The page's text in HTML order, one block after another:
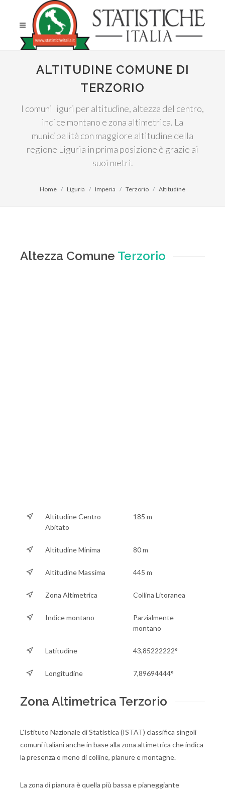
ALTITUDINE COMUNE DI
TERZORIO
I comuni liguri per altitudine, altezza del centro,
indice montano e zona altimetrica. La
municipalità con maggiore altitudine della
regione Liguria in prima posizione è grazie ai
suoi metri.
Home Liguria Imperia Terzorio Altitudine
Altezza Comune Terzorio
Altitudine Centro
Abitato
185 m
Altitudine Minima 80 m
Altitudine Massima 445 m
Zona Altimetrica Collina Litoranea
Indice montano
Parzialmente
montano
Latitudine 43,85222222°
Longitudine 7,89694444°
Zona Altimetrica Terzorio
L'Istituto Nazionale di Statistica (ISTAT) classifica singoli
comuni italiani anche in base alla zona altimetrica che indica
la presenza o meno di colline, pianure e montagne.
La zona di pianura è quella più bassa e pianeggiante